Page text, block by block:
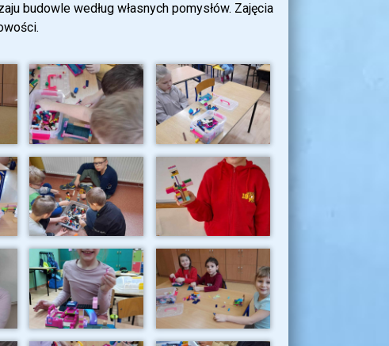
budowle według własnych pomysłów. Zajęcia